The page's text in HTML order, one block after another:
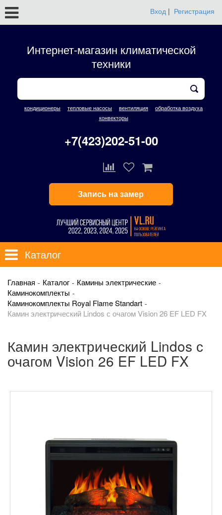
Вход | Регистрация
Интернет-магазин климатической
техники
кондиционеры тепловые насосы вентиляция
обработка воздуха
конвекторы
+7(423)202-51-00
Запись на замер
Каталог
Главная Каталог
Камины электрические
Каминокомплекты
Каминокомплекты Royal Flame Standart
Камин электрический Lindos с очагом Vision 26 EF LED FX
Камин электрический Lindos с
очагом Vision 26 EF LED FX